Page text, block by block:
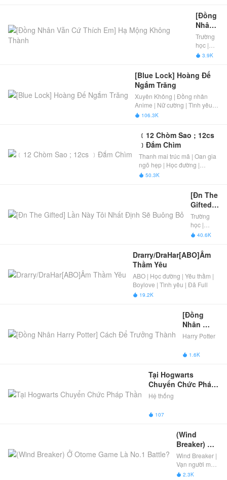
[Đồng
Nhân
Vẫn
Cứ
Thích
Hạ
Mộng
Không
Thành
Trường
học |
Tình
Liên
hôn |
thầm |
Đã Full
 3.9K
[Blue Lock] Hoàng Đế
Ngắm Trăng
Xuyên Không | Đồng nhân
Anime | Nữ cường | Tình yêu |
Blue Lock | Đã Full
 106.3K
﹝12 Chòm Sao ; 12cs
﹞Đắm Chìm
Thanh mai trúc mã | Oan gia
ngõ hẹp | Học đường |
Cường- cường | Nam hoa
 50.3K
[Đn The
Gifted]
Lần Này
Tôi
Nhất
Buông
Bỏ
Trường
học |
Xuyên
Siêu
nhiên |
sinh | Học
đường |
thuật
 40.6K
Drarry/DraHar[ABO]Âm
Thầm Yêu
ABO | Học đường | Yêu thầm |
Boylove | Tình yêu | Đã Full
 19.2K
[Đồng
Nhân
Harry
Cách Để
Thành
Harry Potter
 1.6K
Tại Hogwarts
Chuyển Chức Pháp
Thần
Hệ thống
 107
(Wind
Breaker) Ở
Otome
Game Là
No.1 Battle?
Wind Breaker |
Vạn người mê |
Đồng nhân
 2.3K